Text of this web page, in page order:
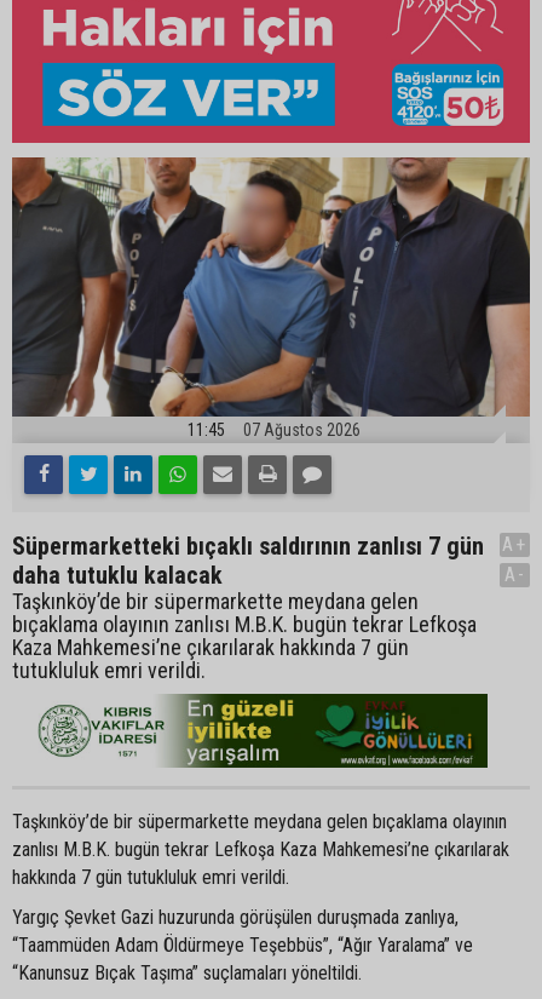
11:45 07 Ağustos 2026
Süpermarketteki bıçaklı saldırının zanlısı 7 gün
daha tutuklu kalacak
Taşkınköy’de bir süpermarkette meydana gelen
bıçaklama olayının zanlısı M.B.K. bugün tekrar Lefkoşa
Kaza Mahkemesi’ne çıkarılarak hakkında 7 gün
tutukluluk emri verildi.
A+
A-
Taşkınköy’de bir süpermarkette meydana gelen bıçaklama olayının
zanlısı M.B.K. bugün tekrar Lefkoşa Kaza Mahkemesi’ne çıkarılarak
hakkında 7 gün tutukluluk emri verildi.
Yargıç Şevket Gazi huzurunda görüşülen duruşmada zanlıya,
“Taammüden Adam Öldürmeye Teşebbüs”, “Ağır Yaralama” ve
“Kanunsuz Bıçak Taşıma” suçlamaları yöneltildi.